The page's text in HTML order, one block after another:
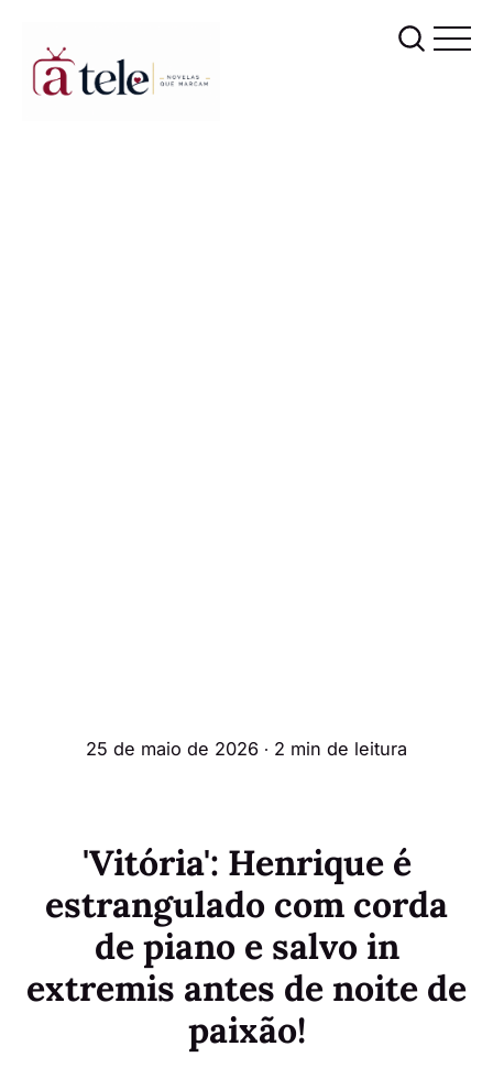
25 de maio de 2026 ∙ 2 min de leitura
'Vitória': Henrique é
estrangulado com corda
de piano e salvo in
extremis antes de noite de
paixão!